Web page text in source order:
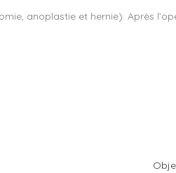
anoplastie et hernie). Après